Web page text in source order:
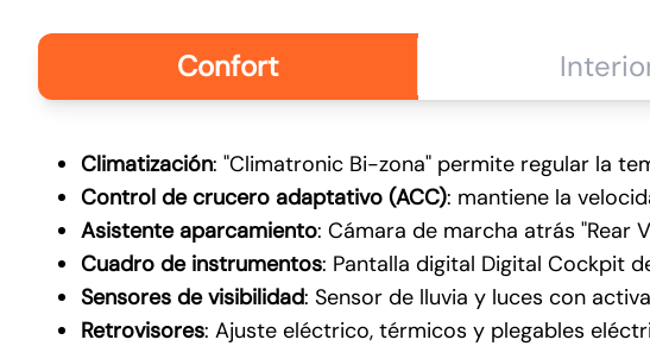
Confort
Climatización: "Climatronic Bi-zona" permite regular la
Control de crucero adaptativo (ACC): mantiene la
Asistente aparcamiento: Cámara de marcha atrás "Rear
Cuadro de instrumentos: Pantalla digital Digital Cockpit
Sensores de visibilidad: Sensor de lluvia y luces con
Retrovisores: Ajuste eléctrico, térmicos y plegables